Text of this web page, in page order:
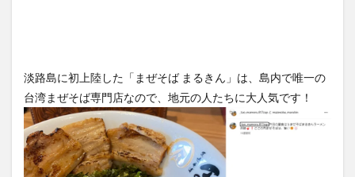
淡路島に初上陸した「まぜそば まるきん」は、島内で唯一の
台湾まぜそば専門店なので、地元の人たちに大人気です！